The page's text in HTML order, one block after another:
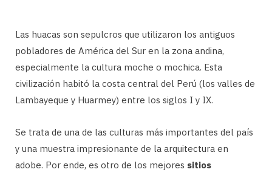
Las huacas son sepulcros que utilizaron los antiguos
pobladores de América del Sur en la zona andina,
especialmente la cultura moche o mochica. Esta
civilización habitó la costa central del Perú (los valles de
Lambayeque y Huarmey) entre los siglos I y IX.
Se trata de una de las culturas más importantes del país
y una muestra impresionante de la arquitectura en
adobe. Por ende, es otro de los mejores sitios